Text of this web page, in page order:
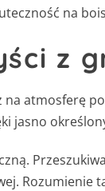
na
z
atmosferę
jasno
Rozumienie